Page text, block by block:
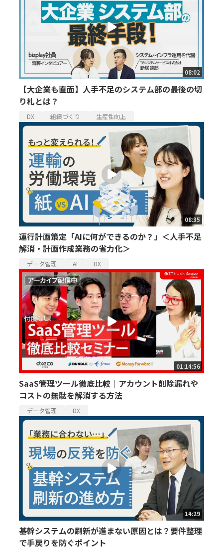
08:02
【大企業も直面】人手不足のシステム部の最後の切
り札とは？
DX 組織づくり 生産性向上
08:35
運行計画策定「AIに何ができるのか？」＜人手不足
解消・計画作成業務の省力化＞
データ管理 AI DX
01:14:56
SaaS管理ツール徹底比較｜アカウント削除漏れや
コストの無駄を解消する方法
データ管理 DX
14:29
基幹システムの刷新が進まない原因とは？要件整理
で手戻りを防ぐポイント